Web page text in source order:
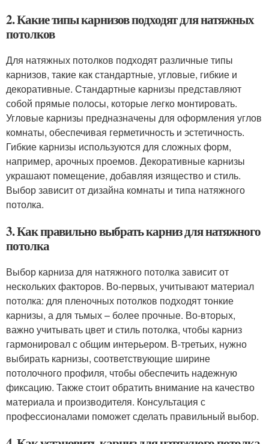
2. Какие типы карнизов подходят для натяжных
потолков
Для натяжных потолков подходят различные типы
карнизов, такие как стандартные, угловые, гибкие и
декоративные. Стандартные карнизы представляют
собой прямые полосы, которые легко монтировать.
Угловые карнизы предназначены для оформления углов
комнаты, обеспечивая герметичность и эстетичность.
Гибкие карнизы используются для сложных форм,
например, арочных проемов. Декоративные карнизы
украшают помещение, добавляя изящество и стиль.
Выбор зависит от дизайна комнаты и типа натяжного
потолка.
3. Как правильно выбрать карниз для натяжного
потолка
Выбор карниза для натяжного потолка зависит от
нескольких факторов. Во-первых, учитывают материал
потолка: для пленочных потолков подходят тонкие
карнизы, а для тьмых – более прочные. Во-вторых,
важно учитывать цвет и стиль потолка, чтобы карниз
гармонировал с общим интерьером. В-третьих, нужно
выбирать карнизы, соответствующие ширине
потолочного профиля, чтобы обеспечить надежную
фиксацию. Также стоит обратить внимание на качество
материала и производителя. Консультация с
профессионалами поможет сделать правильный выбор.